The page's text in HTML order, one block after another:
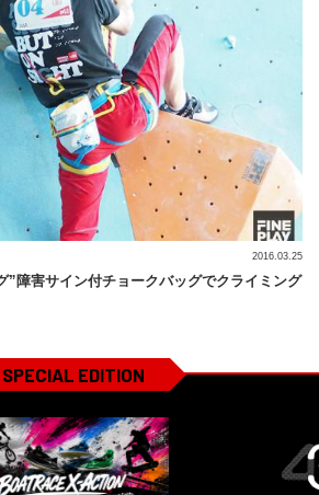
”障害サイン付チョークバッグでクライミング
2016.03.25
SPECIAL EDITION